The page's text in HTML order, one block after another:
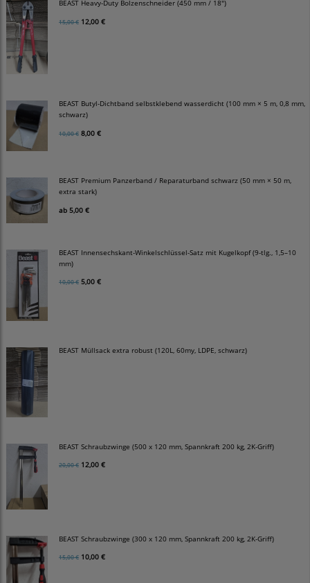
BEAST Heavy-Duty Bolzenschneider (450 mm / 18")
15,00 € 12,00 €
BEAST Butyl-Dichtband selbstklebend wasserdicht (100 mm × 5 m, 0,8 mm,
schwarz)
10,00 € 8,00 €
BEAST Premium Panzerband / Reparaturband schwarz (50 mm × 50 m,
extra stark)
ab 5,00 €
BEAST Innensechskant-Winkelschlüssel-Satz mit Kugelkopf (9-tlg., 1,5–10
mm)
10,00 € 5,00 €
BEAST Müllsack extra robust (120L, 60my, LDPE, schwarz)
BEAST Schraubzwinge (500 x 120 mm, Spannkraft 200 kg, 2K-Griff)
20,00 € 12,00 €
BEAST Schraubzwinge (300 x 120 mm, Spannkraft 200 kg, 2K-Griff)
15,00 € 10,00 €